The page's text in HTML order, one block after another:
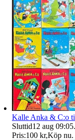
Kalle Anka & C:o
Sluttid12 aug 09:05.
Pris:100 kr,Köp nu.